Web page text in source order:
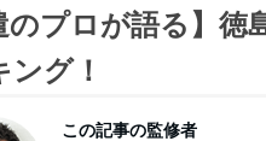
のプロが語る】
ング！
この記事の監修者